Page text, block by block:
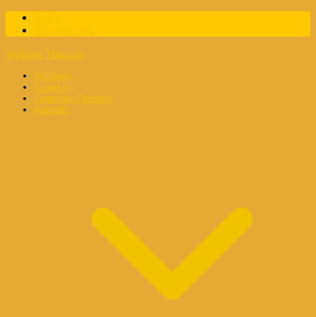
Webinar Magazin
Webinare
Experten
Corporate Channels
Kalender